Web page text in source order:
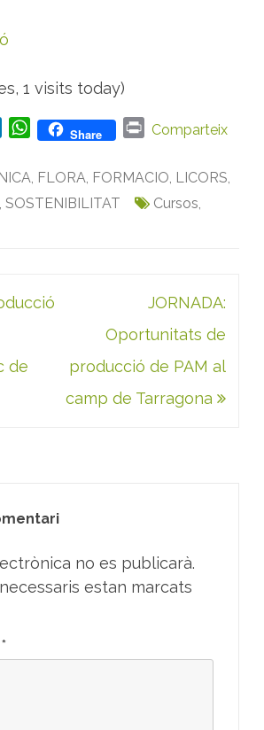
1 visits today)
n
e
W
s
Share
P
i
t
Comparteix
, FLORA, FORMACIO, LICORS,
, SOSTENIBILITAT Cursos,
de
JORNADA:
Oportunitats de
producció de PAM al
camp de Tarragona
no es publicarà.
estan marcats
*